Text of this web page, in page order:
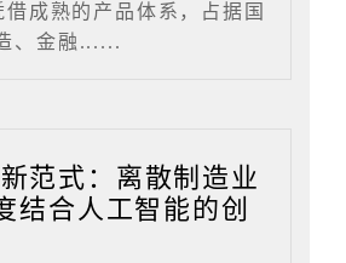
成熟的产品体系，占据国
、金融......
范式：离散制造业
结合人工智能的创